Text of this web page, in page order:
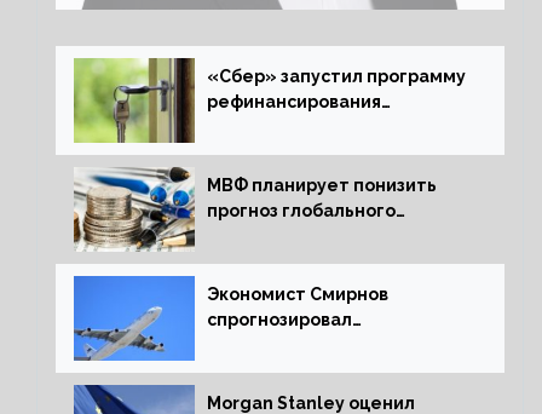
«Сбер» запустил программу
рефинансирования
МВФ планирует понизить
прогноз глобального
следующем отчете
Экономист Смирнов
спрогнозировал
России
Morgan Stanley оценил